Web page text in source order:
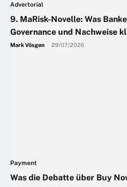
Advertorial
9. MaRisk-Novelle: Was
Governance und Nachweise
Mark Vösgen 29/07/2026
Payment
Was die Debatte über Buy